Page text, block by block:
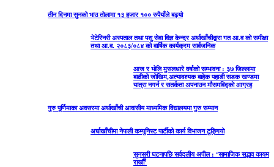
तीन दिनमा सुनको भाउ तोलामा १३ हजार १०० रुपैयाँले बढ्यो
भेटेरिनरी अस्पताल तथा पशु सेवा विज्ञ केन्द्र अर्घाखाँचीद्वारा गत आ.व को समीक्षा
तथा आ.व. २०८३/०८४ को वार्षिक कार्यक्रम सार्वजनिक
आज र भोलि मुसलधारे वर्षाको सम्भावना : ३७ जिल्लामा
बाढीको जोखिम,अत्यावश्यक बाहेक पहाडी सडक खण्डमा
यात्रा नगर्न र सतर्कता अपनाउन मौसमविद्काे आग्रह
गुरु पूर्णिमाका अवसरमा अर्घाखाँची आवासीय माध्यमिक विद्यालयमा गुरु सम्मान
अर्घाखाँचीमा नेपाली कम्युनिस्ट पार्टीको कार्य विभाजन टुङ्गियो
सुनसरी घटनापछि सर्वदलीय अपील : ‘सामाजिक सद्भाव कायम
राखौँ’